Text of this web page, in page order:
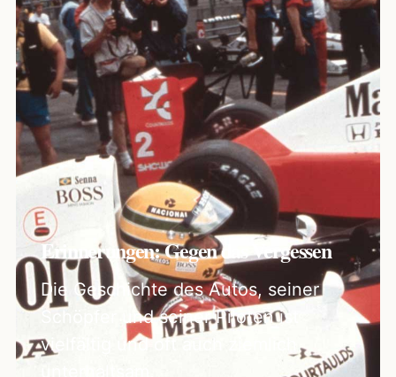
Erinnerungen: Gegen das Vergessen
Die Geschichte des Autos, seiner
Schöpfer und seiner Piloten ist
vielfältig und oft auch ziemlich